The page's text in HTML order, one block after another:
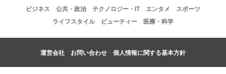
ビジネス 公共・政治 テクノロジー・IT エンタメ
スポーツ
ライフスタイル
ビューティー 医療・科学
運営会社 お問い合わせ 個人情報に関する基本方針